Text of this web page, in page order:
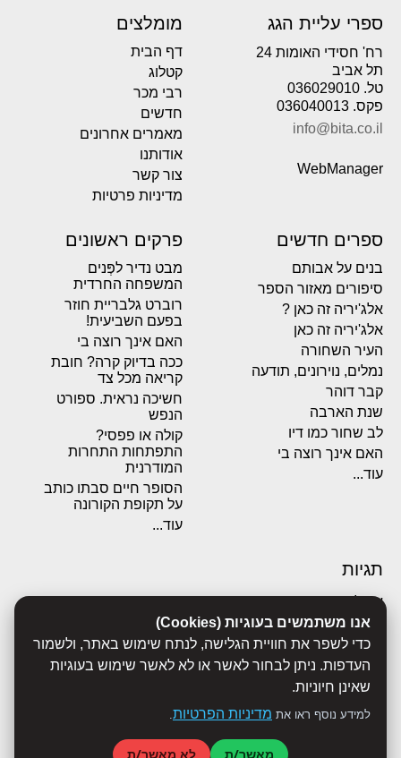
אנו משתמשים בעוגיות (Cookies)
כדי לשפר את חוויית הגלישה, לנתח שימוש באתר, ולשמור
העדפות. ניתן לבחור לאשר או לא לאשר שימוש בעוגיות
שאינן חיוניות.
למידע נוסף ראו את מדיניות הפרטיות.
מאשר/ת לא מאשר/ת
ספרי עליית הגג
רח' חסידי האומות 24
תל אביב
טל. 036029010
פקס. 036040013
info@bita.co.il
WebManager
מומלצים
דף הבית
קטלוג
רבי מכר
חדשים
מאמרים אחרונים
אודותנו
צור קשר
מדיניות פרטיות
ספרים חדשים
בנים על אבותם
סיפורים מאזור הספר
אלג'יריה זה כאן ?
אלג'יריה זה כאן
העיר השחורה
נמלים, נוירונים, תודעה
קבר דוהר
שנת הארבה
לב שחור כמו דיו
האם אינך רוצה בי
עוד...
פרקים ראשונים
מבט נדיר לפְּנים
המשפחה החרדית
רוברט גלבריית חוזר
בפעם השביעית!
האם אינך רוצה בי
ככה בדיוק קרה? חובת
קריאה מכל צד
חשיכה נראית. ספורט
הנפש
קולה או פפסי?
התפתחות התחרות
המודרנית
הסופר חיים סבתו כותב
על תקופת הקורונה
עוד...
תגיות
אבולוציה
אכסדרה
אנשים
ביוגרפיות
ביולוגיה
ג'רונימו סטילטון